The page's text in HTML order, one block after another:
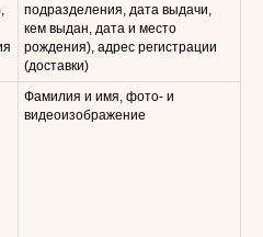
подразделения, дата выдачи,
кем выдан, дата и место
рождения), адрес регистрации
(доставки)
Фамилия и имя, фото- и
видеоизображение